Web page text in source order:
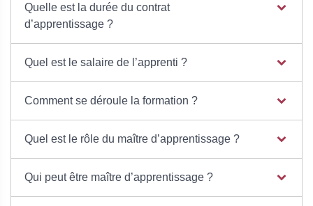
Quelle est la durée du contrat
d’apprentissage ?
Quel est le salaire de l’apprenti ?
Comment se déroule la formation ?
Quel est le rôle du maître d’apprentissage ?
Qui peut être maître d’apprentissage ?